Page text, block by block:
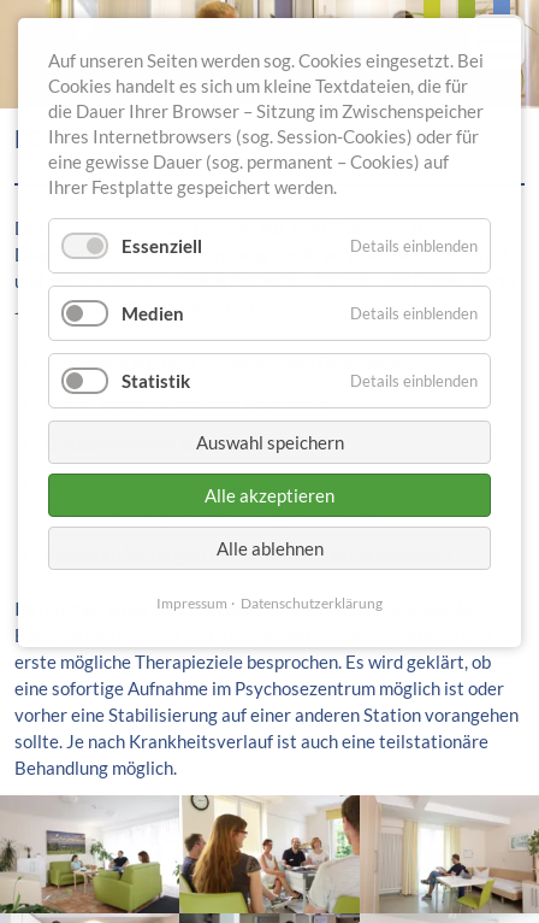
PSYCHOSEZENTRUM
Das Psychosezentrum besteht aus zwei Stationen zur
Diagnostik und Akutbehandlung von Psychosen, der Station 6B
und der Station 6C. Unsere Patienten, Männer und Frauen ab 18
Jahren, leiden überwiegend an
Psychosen aus dem schizophrenen Formenkreis
durch Drogen ausgelöste Psychosen
Schizoaffektiven Störungen
nur kurzzeitig auftretenden Psychosen, insbesondere in
Zusammenhang mit Belastungssituationen
Bipolaren Störungen mit psychotischen Symptomen
Im Rahmen eines persönlichen Aufnahmegesprächs werden
Behandlungskonzept und Rahmenbedingungen erläutert und
erste mögliche Therapieziele besprochen. Es wird geklärt, ob
eine sofortige Aufnahme im Psychosezentrum möglich ist oder
vorher eine Stabilisierung auf einer anderen Station vorangehen
sollte. Je nach Krankheitsverlauf ist auch eine teilstationäre
Behandlung möglich.
Auf unseren Seiten werden sog. Cookies eingesetzt. Bei
Cookies handelt es sich um kleine Textdateien, die für
die Dauer Ihrer Browser – Sitzung im Zwischenspeicher
Ihres Internetbrowsers (sog. Session-Cookies) oder für
eine gewisse Dauer (sog. permanent – Cookies) auf
Ihrer Festplatte gespeichert werden.
Essenziell Details einblenden
Medien Details einblenden
Statistik Details einblenden
Auswahl speichern
Alle akzeptieren
Alle ablehnen
Impressum Datenschutzerklärung